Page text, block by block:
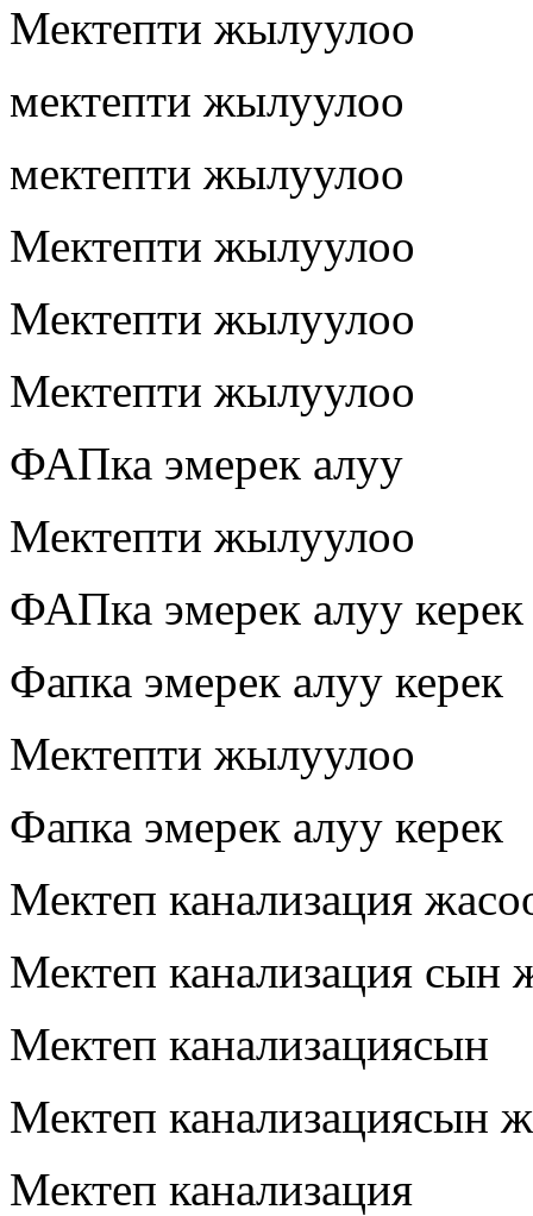
Мектепти жылуулоо
мектепти жылуулоо
мектепти жылуулоо
Мектепти жылуулоо
Мектепти жылуулоо
Мектепти жылуулоо
ФАПка эмерек алуу
Мектепти жылуулоо
ФАПка эмерек алуу керек
Фапка эмерек алуу керек
Мектепти жылуулоо
Фапка эмерек алуу керек
Мектеп канализация
Мектеп канализация сын
Мектеп канализациясын
Мектеп канализациясын
Мектеп канализация